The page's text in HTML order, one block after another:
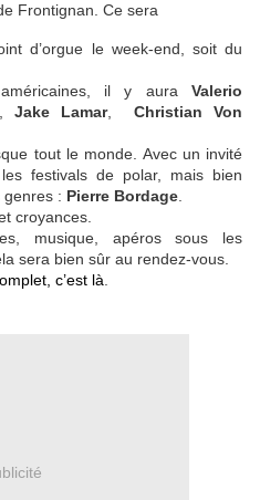
Frontignan. Ce sera
d’orgue le week-end, soit du
il y aura Valerio
Jake Lamar,
Christian Von
tout le monde. Avec un invité
festivals de polar, mais bien
genres : Pierre Bordage
croyances.
musique, apéros sous les
sera bien sûr au rendez-vous.
c’est là